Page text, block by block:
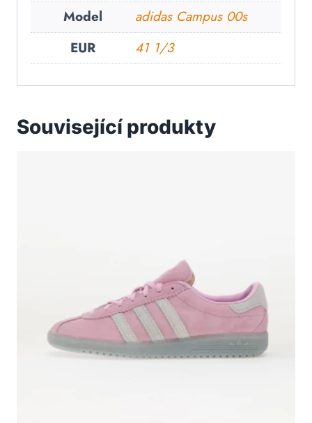
Model
adidas Campus 00s
EUR
41 1/3
Související produkty